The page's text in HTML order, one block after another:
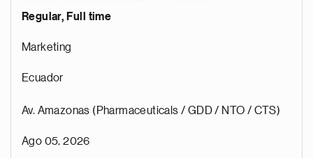
Regular, Full time
Marketing
Ecuador
Av. Amazonas (Pharmaceuticals / GDD / NTO / CTS)
Ago 05, 2026